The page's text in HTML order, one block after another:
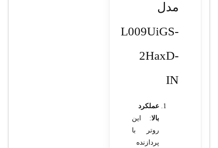
مدل
L009UiGS-
2HaxD-
IN
عملکرد
بالا: این
روتر با
پردازنده